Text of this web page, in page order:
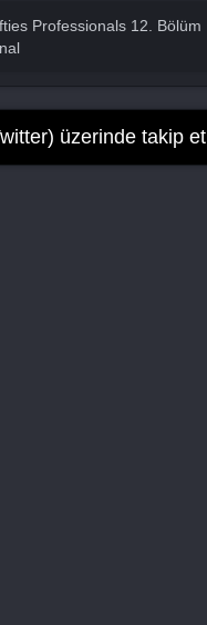
Professionals 12. Bölüm
üzerinde takip et